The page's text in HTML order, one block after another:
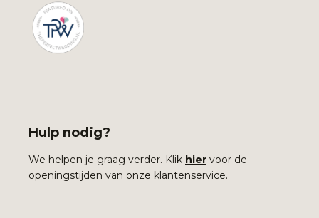
Hulp nodig?
We helpen je graag verder. Klik hier voor de
openingstijden van onze klantenservice.